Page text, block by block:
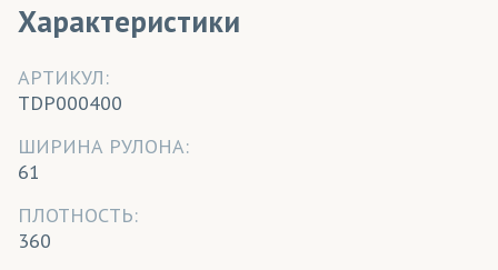
Характеристики
АРТИКУЛ:
TDP000400
ШИРИНА РУЛОНА:
61
ПЛОТНОСТЬ:
360